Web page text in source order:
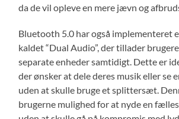
da de vil opleve en mere jævn og
Bluetooth 5.0 har også implementeret
kaldet “Dual Audio”, der tillader
separate enheder samtidigt. Dette er
der ønsker at dele deres musik eller se
uden at skulle bruge et splittersæt.
brugerne mulighed for at nyde en